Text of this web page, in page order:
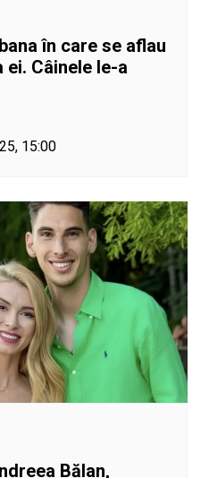
în care se aflau
ei. Câinele le-a
15:00
Bălan,